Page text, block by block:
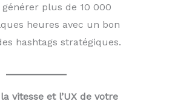
plus de 10 000
heures avec un bon
hashtags stratégiques.
vitesse et l’UX de votre